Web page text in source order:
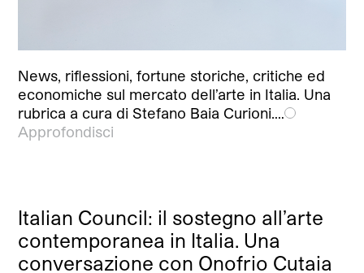
News, riflessioni, fortune storiche, critiche ed
economiche sul mercato dell’arte in Italia. Una
rubrica a cura di Stefano Baia Curioni.…
Approfondisci
Italian Council: il sostegno all’arte
contemporanea in Italia. Una
conversazione con Onofrio Cutaia